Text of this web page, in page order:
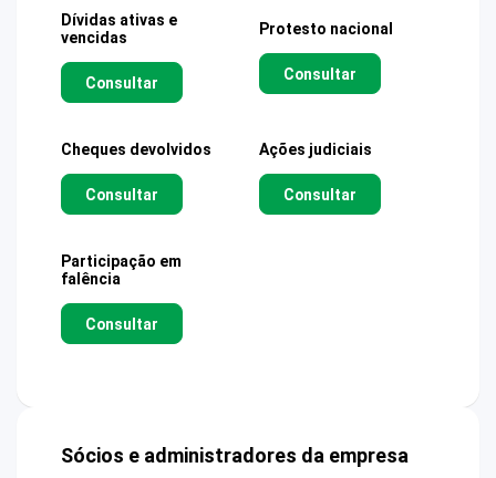
Dívidas ativas e
vencidas
Consultar
Protesto nacional
Consultar
Cheques devolvidos
Consultar
Ações judiciais
Consultar
Participação em
falência
Consultar
Sócios e administradores da empresa